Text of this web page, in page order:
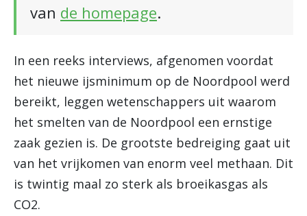
van de homepage.
In een reeks interviews, afgenomen voordat
het nieuwe ijsminimum op de Noordpool werd
bereikt, leggen wetenschappers uit waarom
het smelten van de Noordpool een ernstige
zaak gezien is. De grootste bedreiging gaat uit
van het vrijkomen van enorm veel methaan. Dit
is twintig maal zo sterk als broeikasgas als
CO2.